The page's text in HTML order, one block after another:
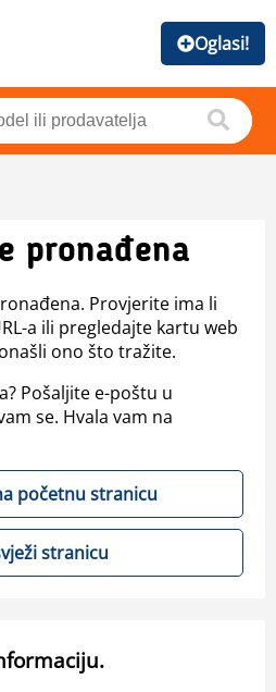
Oglasi!
pronađena
Provjerite ima li
a ili pregledajte kartu web
ono što tražite.
Pošaljite e-poštu u
se. Hvala vam na
početnu stranicu
stranicu